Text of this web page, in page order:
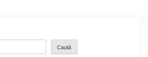
Caută